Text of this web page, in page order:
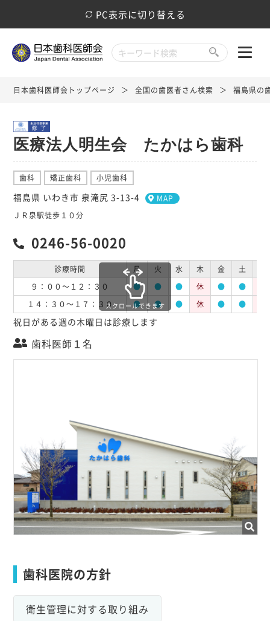
PC表示に切り替える
日本歯科医師会トップページ 全国の歯医者さん検索 福島県の
医療法人明生会 たかはら歯科
歯科 矯正歯科 小児歯科
福島県 いわき市 泉滝尻 3-13-4
MAP
ＪＲ泉駅徒歩１０分
0246-56-0020
診療時間 月 火 水 木 金 土
９：００～１２：３０
● ● ● 休 ● ●
１４：３０～１７：３０
● ● ● 休 ● ●
スクロールできます
祝日がある週の木曜日は診療します
歯科医師１名
歯科医院の方針
衛生管理に対する取り組み